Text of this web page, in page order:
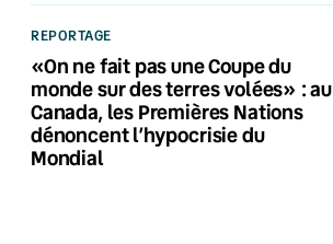
REPORTAGE
«On ne fait pas une Coupe du
monde sur des terres volées» : au
Canada, les Premières Nations
dénoncent l’hypocrisie du
Mondial